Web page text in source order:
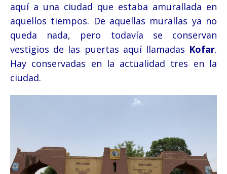
aquí a una ciudad que estaba amurallada en
aquellos tiempos. De aquellas murallas ya no
queda nada, pero todavía se conservan
vestigios de las puertas aquí llamadas Kofar.
Hay conservadas en la actualidad tres en la
ciudad.